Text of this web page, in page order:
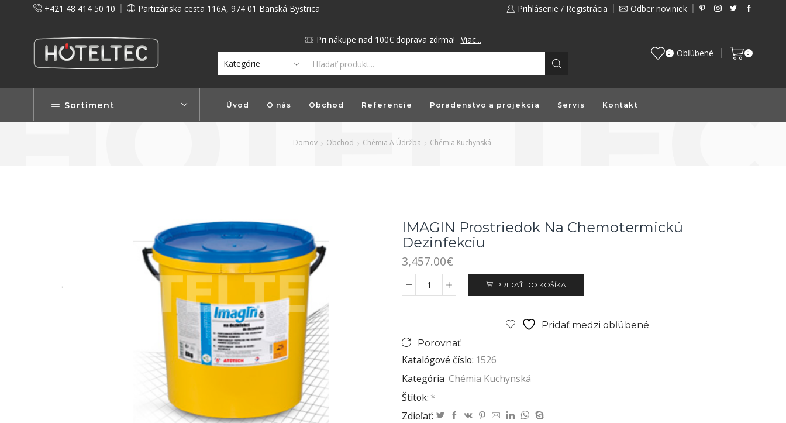
+421 48 414 50 10 Partizánska cesta 116A, 974 01 Banská Bystrica Prihlásenie / Registrácia Odber noviniek
a preto vám prinášame vernostné zľavy! Pri nákupe nad 100€ doprava zdrma! Viac...
0 Obľúbené 0
Sortiment Úvod O nás Obchod Referencie Poradenstvo a projekcia Servis Kontakt
Domov Obchod Chémia A Údržba Chémia Kuchynská
IMAGIN Prostriedok Na Chemotermickú
Dezinfekciu
3,457.00€
PRIDAŤ DO KOŠÍKA
Pridať medzi obľúbené
Porovnať
Katalógové číslo: 1526
Kategória Chémia Kuchynská
Štítok: *
Zdieľať: